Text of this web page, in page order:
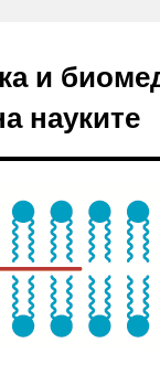
и
науките